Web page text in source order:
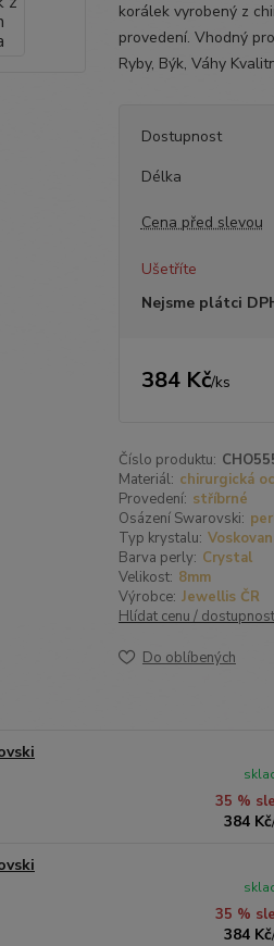
korálek vyrobený z
provedení. Vhodný
Ryby, Býk, Váhy
Dostupnost
Délka
Cena před slevou
Ušetříte
Nejsme plátci
384 Kč/ks
Číslo produktu:
Materiál: chirurgická
Provedení: stříbrné
Osázení Swarovski:
Typ krystalu:
Barva perly: Crystal
Velikost: 8mm
Výrobce: Jewellis ČR
Hlídat cenu / dostupnost
Do oblíbených
35 %
384 Kč
35 %
384 Kč